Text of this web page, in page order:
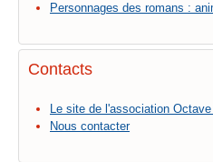
Personnages des romans :
Contacts
Le site de l'association
Nous contacter